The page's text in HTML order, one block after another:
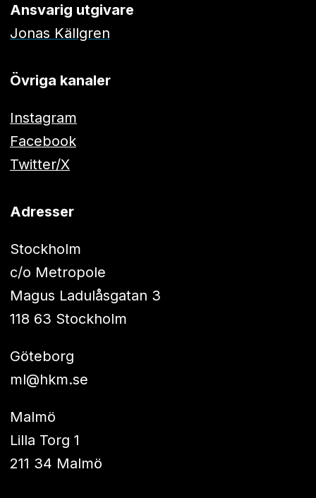
Ansvarig utgivare
Jonas Källgren
Övriga kanaler
Instagram
Facebook
Twitter/X
Adresser
Stockholm
c/o Metropole
Magus Ladulåsgatan 3
118 63 Stockholm
Göteborg
ml@hkm.se
Malmö
Lilla Torg 1
211 34 Malmö